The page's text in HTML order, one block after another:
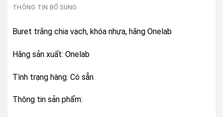
THÔNG TIN BỔ SUNG
Buret trắng chia vạch, khóa nhựa, hãng Onelab
Hãng sản xuất: Onelab
Tình trạng hàng: Có sẵn
Thông tin sản phẩm: